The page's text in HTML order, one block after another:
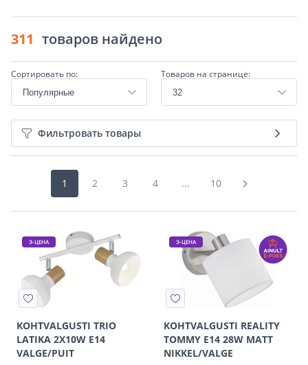
311 товаров найдено
Сортировать по: Товаров на странице:
Фильтровать товары
1 2 3 4 ... 10
Э-ЦЕНА
KOHTVALGUSTI TRIO
LATIKA 2X10W E14
VALGE/PUIT
Э-ЦЕНА
KOHTVALGUSTI REALITY
TOMMY E14 28W MATT
NIKKEL/VALGE